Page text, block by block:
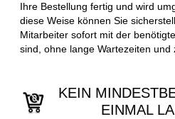
Ihre Bestellung fertig und wird
diese Weise können Sie
Mitarbeiter sofort mit der
sind, ohne lange Wartezeiten und
KEIN
EINMAL